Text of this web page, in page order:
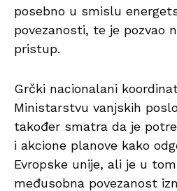
posebno u smislu
povezanosti, te je pozvao
pristup.
Grčki nacionalani
Ministarstvu vanjskih
također smatra da je
i akcione planove kako
Evropske unije, ali je u
međusobna povezanost